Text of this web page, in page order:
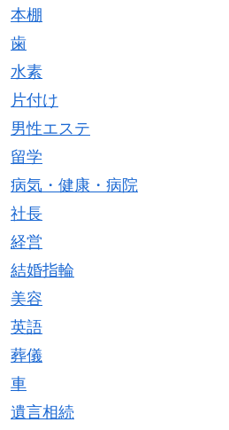
本棚
歯
水素
片付け
男性エステ
留学
病気・健康・病院
社長
経営
結婚指輪
美容
英語
葬儀
車
遺言相続